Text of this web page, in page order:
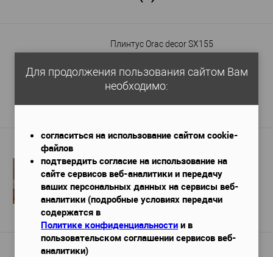
Плинтус Orac decor SX155
721 руб. / м.п.
1 441 руб./ шт
Габариты (ДхШхВ)—2000х23,4х102 мм
510 руб. / м.п.
1 020 руб./ шт
Для продолжения пользования сайтом Вам
необходимо:
согласиться на использование сайтом cookie-
файлов
подтвердить согласие на использование на
сайте сервисов веб-аналитики и передачу
ваших персональных данных на сервисы веб-
аналитики (подробные условиях передачи
содержатся в
Политике конфиденциальности и в
пользовательском соглашении сервисов веб-
аналитики)